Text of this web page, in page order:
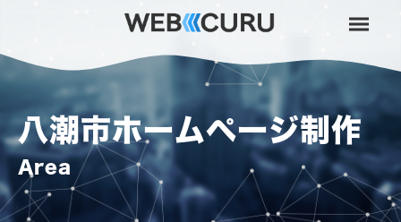
八潮市ホームページ制作
Area